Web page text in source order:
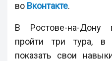
во Вконтакте.
В Ростове-на-Дону
пройти три тура, в
показать свои